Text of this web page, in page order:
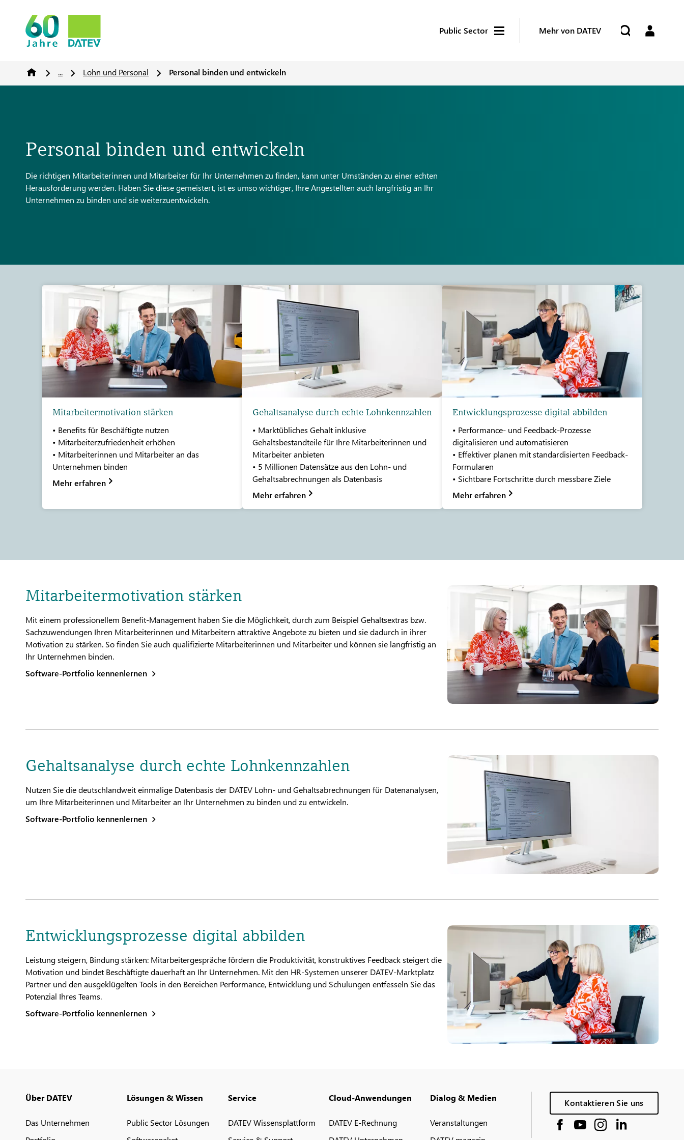
Public Sector Mehr von DATEV
... Lohn und Personal Personal binden und entwickeln
Personal binden und entwickeln
Die richtigen Mitarbeiterinnen und Mitarbeiter für Ihr Unternehmen zu finden, kann unter Umständen zu einer echten
Herausforderung werden. Haben Sie diese gemeistert, ist es umso wichtiger, Ihre Angestellten auch langfristig an Ihr
Unternehmen zu binden und sie weiterzuentwickeln.
Mitarbeitermotivation stärken
• Benefits für Beschäftigte nutzen
• Mitarbeiterzufriedenheit erhöhen
• Mitarbeiterinnen und Mitarbeiter an das
Unternehmen binden
Mehr erfahren
Gehaltsanalyse durch echte Lohnkennzahlen
• Marktübliches Gehalt inklusive
Gehaltsbestandteile für Ihre Mitarbeiterinnen und
Mitarbeiter anbieten
• 5 Millionen Datensätze aus den Lohn- und
Gehaltsabrechnungen als Datenbasis
Mehr erfahren
Entwicklungsprozesse digital abbilden
• Performance- und Feedback-Prozesse
digitalisieren und automatisieren
• Effektiver planen mit standardisierten Feedback-
Formularen
• Sichtbare Fortschritte durch messbare Ziele
Mehr erfahren
Mitarbeitermotivation stärken
Mit einem professionellem Benefit-Management haben Sie die Möglichkeit, durch zum Beispiel Gehaltsextras bzw.
Sachzuwendungen Ihren Mitarbeiterinnen und Mitarbeitern attraktive Angebote zu bieten und sie dadurch in ihrer
Motivation zu stärken. So finden Sie auch qualifizierte Mitarbeiterinnen und Mitarbeiter und können sie langfristig an
Ihr Unternehmen binden.
Software-Portfolio kennenlernen
Gehaltsanalyse durch echte Lohnkennzahlen
Nutzen Sie die deutschlandweit einmalige Datenbasis der DATEV Lohn- und Gehaltsabrechnungen für Datenanalysen,
um Ihre Mitarbeiterinnen und Mitarbeiter an Ihr Unternehmen zu binden und zu entwickeln.
Software-Portfolio kennenlernen
Entwicklungsprozesse digital abbilden
Leistung steigern, Bindung stärken: Mitarbeitergespräche fördern die Produktivität, konstruktives Feedback steigert die
Motivation und bindet Beschäftigte dauerhaft an Ihr Unternehmen. Mit den HR-Systemen unserer DATEV-Marktplatz
Partner und den ausgeklügelten Tools in den Bereichen Performance, Entwicklung und Schulungen entfesseln Sie das
Potenzial Ihres Teams.
Software-Portfolio kennenlernen
Über DATEV
Das Unternehmen
Lösungen & Wissen
Public Sector Lösungen
Service
DATEV Wissensplattform
Cloud-Anwendungen
DATEV E-Rechnung
Dialog & Medien
Veranstaltungen
Kontaktieren Sie uns